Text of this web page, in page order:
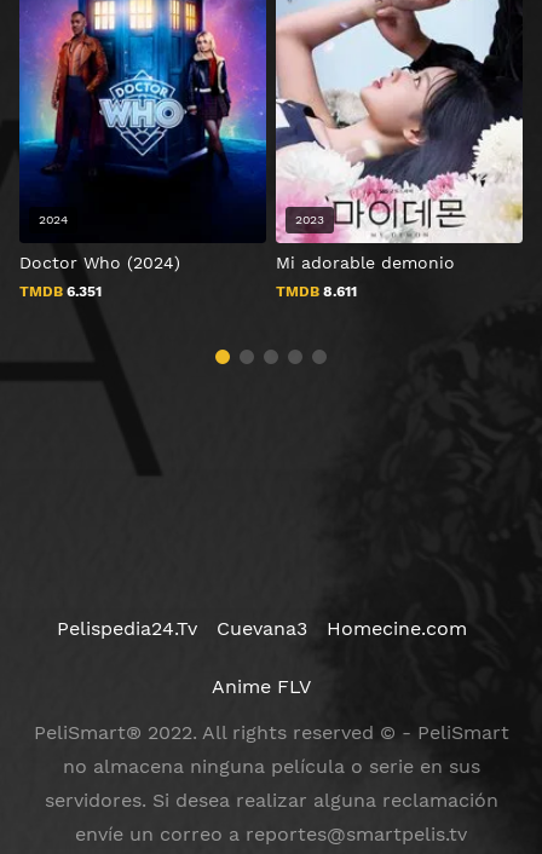
Doctor Who (2024)
TMDB 6.351
2024
Mi adorable demonio
TMDB 8.611
2023
Pelispedia24.Tv Cuevana3 Homecine.com
Anime FLV
PeliSmart® 2022. All rights reserved © - PeliSmart
no almacena ninguna película o serie en sus
servidores. Si desea realizar alguna reclamación
envíe un correo a reportes@smartpelis.tv